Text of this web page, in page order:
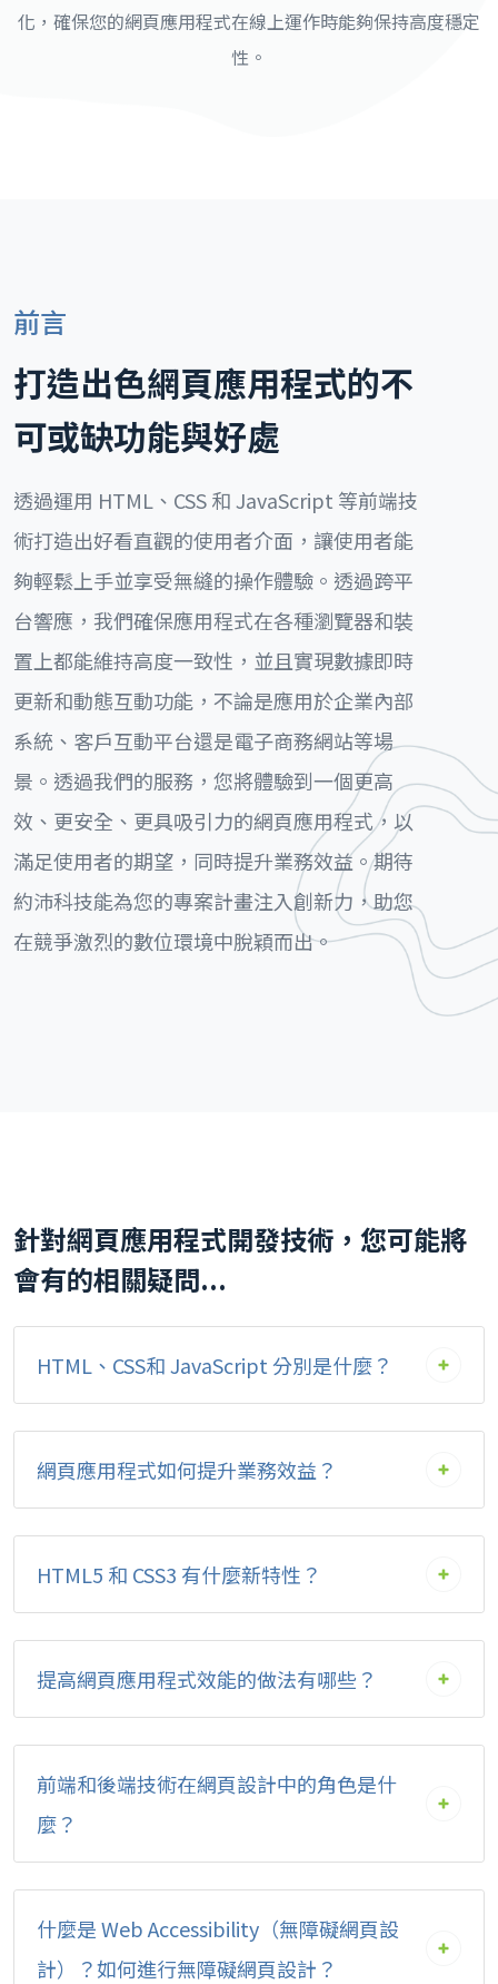
化，確保您的網頁應用程式在線上運作時能夠保持高度穩定
性。
前言
打造出色網頁應用程式的不
可或缺功能與好處
透過運用 HTML、CSS 和 JavaScript 等前端技
術打造出好看直觀的使用者介面，讓使用者能
夠輕鬆上手並享受無縫的操作體驗。透過跨平
台響應，我們確保應用程式在各種瀏覽器和裝
置上都能維持高度一致性，並且實現數據即時
更新和動態互動功能，不論是應用於企業內部
系統、客戶互動平台還是電子商務網站等場
景。透過我們的服務，您將體驗到一個更高
效、更安全、更具吸引力的網頁應用程式，以
滿足使用者的期望，同時提升業務效益。期待
約沛科技能為您的專案計畫注入創新力，助您
在競爭激烈的數位環境中脫穎而出。
針對網頁應用程式開發技術，您可能將
會有的相關疑問...
HTML、CSS和 JavaScript 分別是什麼？
網頁應用程式如何提升業務效益？
HTML5 和 CSS3 有什麼新特性？
提高網頁應用程式效能的做法有哪些？
前端和後端技術在網頁設計中的角色是什
麼？
什麼是 Web Accessibility（無障礙網頁設
計）？如何進行無障礙網頁設計？